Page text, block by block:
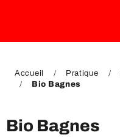
DE
Accueil Pratique
Bio Bagnes
Bio Bagnes